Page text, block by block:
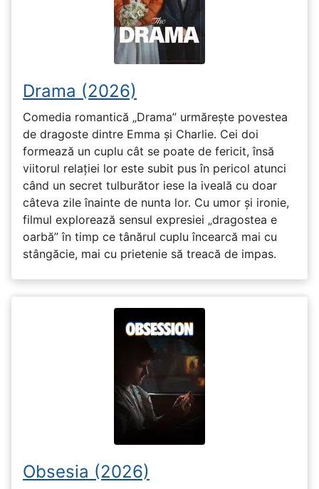
Drama (2026)
Comedia romantică „Drama” urmărește povestea
de dragoste dintre Emma și Charlie. Cei doi
formează un cuplu cât se poate de fericit, însă
viitorul relației lor este subit pus în pericol atunci
când un secret tulburător iese la iveală cu doar
câteva zile înainte de nunta lor. Cu umor și ironie,
filmul explorează sensul expresiei „dragostea e
oarbă” în timp ce tânărul cuplu încearcă mai cu
stângăcie, mai cu prietenie să treacă de impas.
Obsesia (2026)